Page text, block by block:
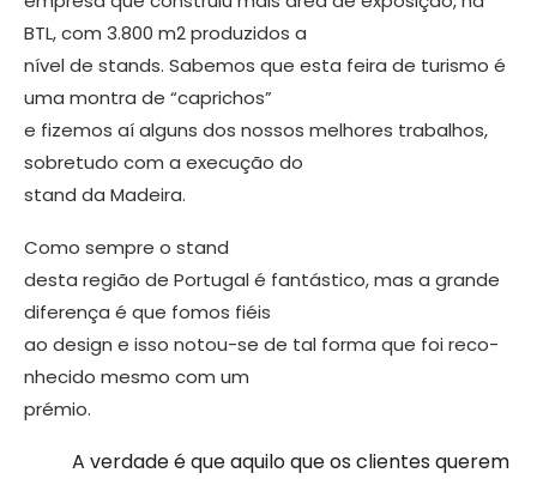
BTL, com 3.800 m2 produzidos a
nível de stands. Sabemos que esta feira de turismo é
uma montra de “caprichos”
e fizemos aí alguns dos nossos melhores trabalhos,
sobretudo com a execução do
stand da Madeira.
Como sempre o stand
desta região de Portugal é fantástico, mas a grande
diferença é que fomos fiéis
ao design e isso notou-se de tal forma que foi reco­
nhecido mesmo com um
prémio.
A verdade é que aquilo que os clientes querem